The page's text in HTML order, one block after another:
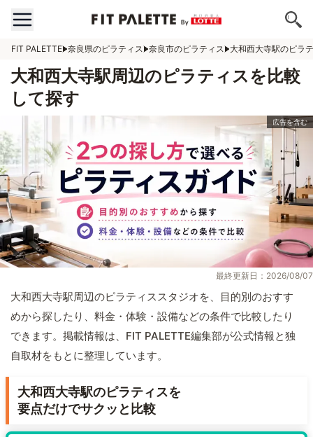
FIT PALETTE 奈良県のピラティス 奈良市のピラティス 大和西大寺駅のピラ
大和西大寺駅周辺のピラティスを比較
して探す
最終更新日：2026/08/07
大和西大寺駅周辺のピラティススタジオを、目的別のおすす
めから探したり、料金・体験・設備などの条件で比較したり
できます。掲載情報は、FIT PALETTE編集部が公式情報と独
自取材をもとに整理しています。
大和西大寺駅のピラティスを
要点だけでサクッと比較